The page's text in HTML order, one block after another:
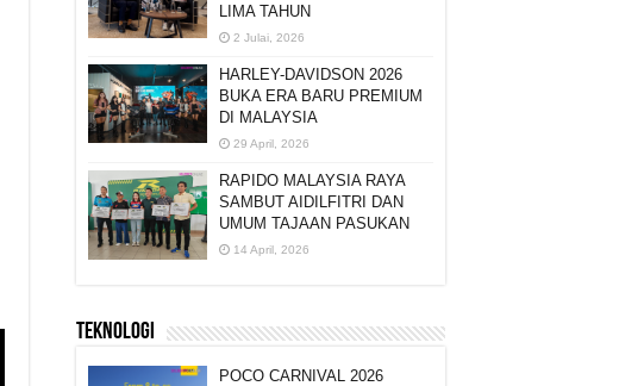
LIMA TAHUN
2 Julai, 2026
HARLEY-DAVIDSON 2026
BUKA ERA BARU PREMIUM
DI MALAYSIA
29 April, 2026
RAPIDO MALAYSIA RAYA
SAMBUT AIDILFITRI DAN
UMUM TAJAAN PASUKAN
14 April, 2026
TEKNOLOGI
POCO CARNIVAL 2026